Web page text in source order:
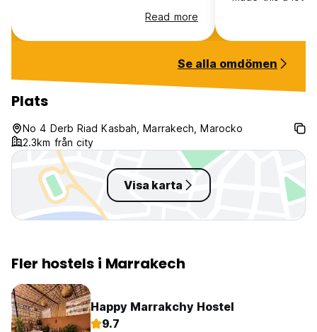
Read more
though there are
inside. It is
were important
meet other
rooftop terrace
the sun. It’s a
Se alla omdömen
Plats
No 4 Derb Riad Kasbah, Marrakech, Marocko
2.3km från city
Visa karta
Fler hostels i Marrakech
Happy Marrakchy Hostel
9.7